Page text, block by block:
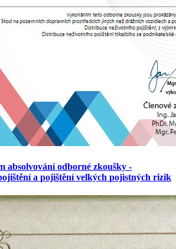
absolvování odborné zkoušky -
a pojištění velkých pojistných rizik